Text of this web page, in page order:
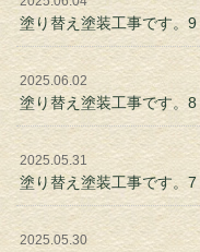
塗り替え塗装工事です。9
2025.06.02
塗り替え塗装工事です。8
2025.05.31
塗り替え塗装工事です。7
2025.05.30